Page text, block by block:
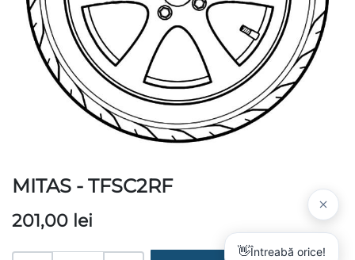
MITAS - TFSC2RF
201,00 lei